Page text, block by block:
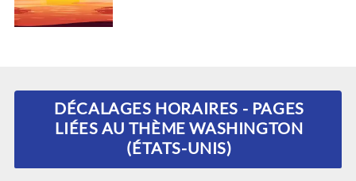
DÉCALAGES HORAIRES - PAGES
LIÉES AU THÈME WASHINGTON
(ÉTATS-UNIS)